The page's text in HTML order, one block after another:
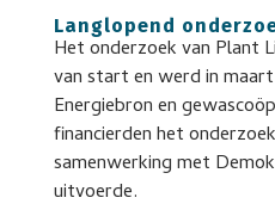
Langlopend
Het onderzoek van Plant
van start en werd in
Energiebron en
financierden het
samenwerking met
uitvoerde.